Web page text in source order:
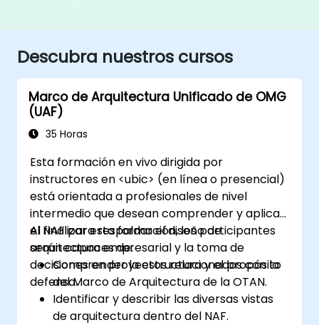
Descubra nuestros cursos
Marco de Arquitectura Unificado de OMG
(UAF)
35 Horas
Esta formación en vivo dirigida por
instructores en <ubic> (en línea o presencial)
está orientada a profesionales de nivel
intermedio que desean comprender y aplicar
el NAF para respaldar el diseño de
arquitectura empresarial y la toma de
decisiones en proyectos relacionados con la
defensa.
Al finalizar esta formación, los participantes
serán capaces de:
Comprender la estructura y el propósito
del Marco de Arquitectura de la OTAN.
Identificar y describir las diversas vistas
de arquitectura dentro del NAF.